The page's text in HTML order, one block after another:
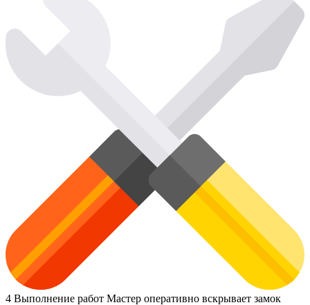
4 Выполнение работ Мастер оперативно вскрывает замок